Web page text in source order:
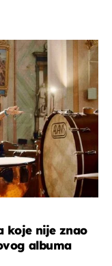
koje nije znao
albuma